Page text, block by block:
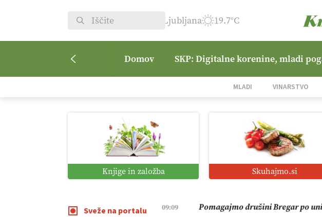
Ljubljana 19.7°C
Domov SKP: Digitalne korenine, mladi
MLADI VINARSTVO
Knjige in založba Skuhajmo.si
Sveže na portalu
07:00 Kmetijski roboti: bo o njihovi
12:11 Digitalizacija z GPS navigacijo
09:09 Pomagajmo družini Bregar po
08:45 Vročina in suša obremenjujeta